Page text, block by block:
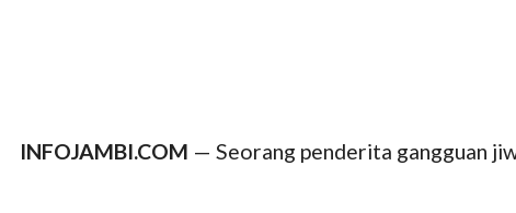
INFOJAMBI.COM — Seorang penderita gangguan